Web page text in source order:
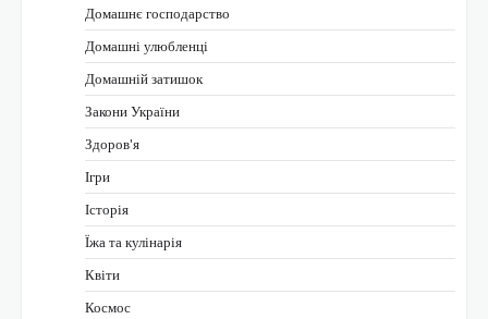
Домашнє господарство
Домашні улюбленці
Домашній затишок
Закони України
Здоров'я
Ігри
Історія
Їжа та кулінарія
Квіти
Космос